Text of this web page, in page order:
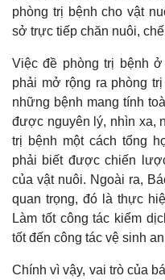
Cuộc sống đó đây
Hồ sơ
phòng trị bệnh cho vật
sở trực tiếp chăn nuôi,
Việc đề phòng trị bệnh
phải mở rộng ra phòng
những bệnh mang tính
được nguyên lý, nhìn xa,
trị bệnh một cách tổng
phải biết được chiến
của vật nuôi. Ngoài ra,
quan trọng, đó là thực
Làm tốt công tác kiểm
tốt đến công tác vệ sinh
Chính vì vậy, vai trò của